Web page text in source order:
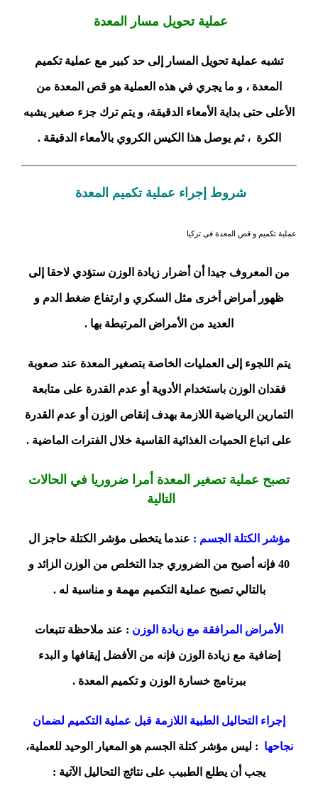
عملية تحويل مسار المعدة
تشبه عملية تحويل المسار إلى حد كبير مع عملية تكميم
المعدة ، و ما يجري في هذه العملية هو قص المعدة من
الأعلى حتى بداية الأمعاء الدقيقة، و يتم ترك جزء صغير يشبه
الكرة ، ثم يوصل هذا الكيس الكروي بالأمعاء الدقيقة .
شروط إجراء عملية تكميم المعدة
عملية تكميم و قص المعدة في تركيا
من المعروف جيدا أن أضرار زيادة الوزن ستؤدي لاحقا إلى
ظهور أمراض أخرى مثل السكري و ارتفاع ضغط الدم و
العديد من الأمراض المرتبطة بها .
يتم اللجوء إلى العمليات الخاصة بتصغير المعدة عند صعوبة
فقدان الوزن باستخدام الأدوية أو عدم القدرة على متابعة
التمارين الرياضية اللازمة بهدف إنقاص الوزن أو عدم القدرة
على اتباع الحميات الغذائية القاسية خلال الفترات الماضية .
تصبح عملية تصغير المعدة أمرا ضروريا في الحالات
التالية
مؤشر الكتلة الجسم : عندما يتخطى مؤشر الكتلة حاجز ال
40 فإنه أصبح من الضروري جدا التخلص من الوزن الزائد و
بالتالي تصبح عملية التكميم مهمة و مناسبة له .
الأمراض المرافقة مع زيادة الوزن : عند ملاحظة تتبعات
إضافية مع زيادة الوزن فإنه من الأفضل إيقافها و البدء
ببرنامج خسارة الوزن و تكميم المعدة .
إجراء التحاليل الطبية اللازمة قبل عملية التكميم لضمان
نجاحها : ليس مؤشر كتلة الجسم هو المعيار الوحيد للعملية،
يجب أن يطلع الطبيب على نتائج التحاليل الآتية :